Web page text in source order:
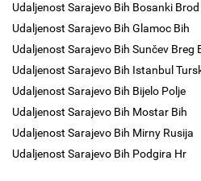
Udaljenost Sarajevo Bih Bosanki Brod
Udaljenost Sarajevo Bih Glamoc Bih
Udaljenost Sarajevo Bih Sunčev Breg
Udaljenost Sarajevo Bih Istanbul
Udaljenost Sarajevo Bih Bijelo Polje
Udaljenost Sarajevo Bih Mostar Bih
Udaljenost Sarajevo Bih Mirny Rusija
Udaljenost Sarajevo Bih Podgira Hr